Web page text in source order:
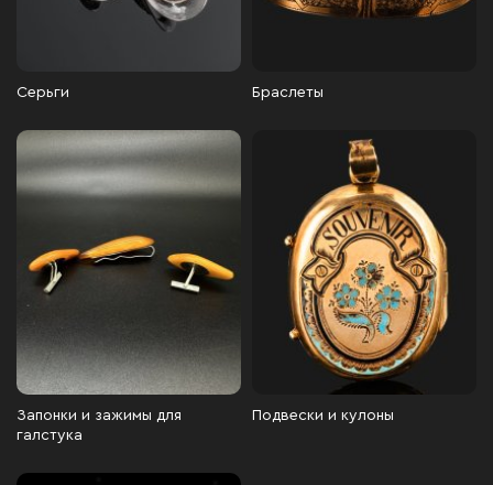
Серьги Браслеты
Запонки и зажимы для
галстука
Подвески и кулоны